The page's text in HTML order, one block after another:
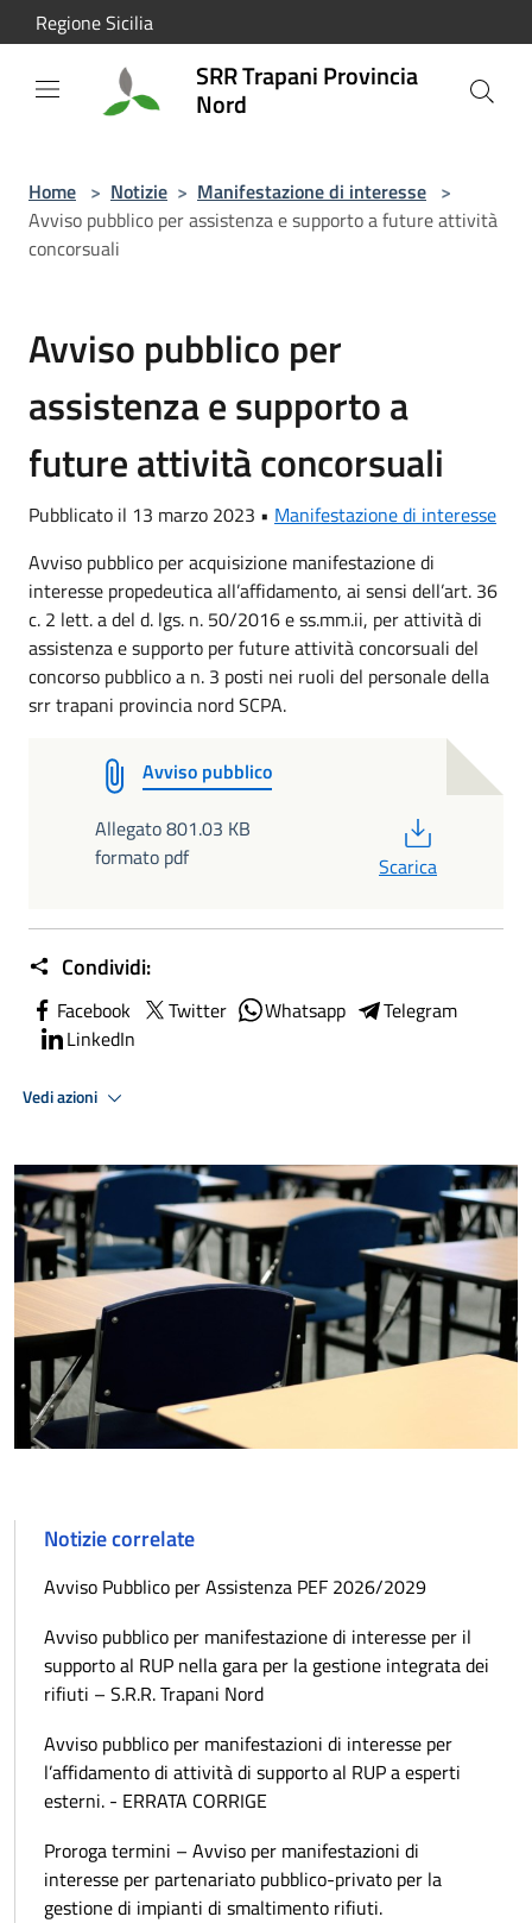
Salta al contenuto principale
Regione Sicilia
SRR Trapani Provincia
Nord
Home > Notizie > Manifestazione di interesse >
Avviso pubblico per assistenza e supporto a future attività
concorsuali
Avviso pubblico per
assistenza e supporto a
future attività concorsuali
Pubblicato il 13 marzo 2023 • Manifestazione di interesse
Avviso pubblico per acquisizione manifestazione di
interesse propedeutica all’affidamento, ai sensi dell’art. 36
c. 2 lett. a del d. lgs. n. 50/2016 e ss.mm.ii, per attività di
assistenza e supporto per future attività concorsuali del
concorso pubblico a n. 3 posti nei ruoli del personale della
srr trapani provincia nord SCPA.
Avviso pubblico
Allegato 801.03 KB
formato pdf
Scarica
Condividi:
Facebook Twitter Whatsapp
Telegram
LinkedIn
Vedi azioni
Notizie correlate
Avviso Pubblico per Assistenza PEF 2026/2029
Avviso pubblico per manifestazione di interesse per il
supporto al RUP nella gara per la gestione integrata dei
rifiuti – S.R.R. Trapani Nord
Avviso pubblico per manifestazioni di interesse per
l’affidamento di attività di supporto al RUP a esperti
esterni. - ERRATA CORRIGE
Proroga termini – Avviso per manifestazioni di
interesse per partenariato pubblico-privato per la
gestione di impianti di smaltimento rifiuti.